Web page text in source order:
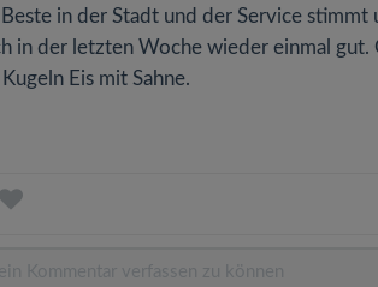
in der Stadt und der Service stimmt
in der letzten Woche wieder einmal gut.
Eis mit Sahne.